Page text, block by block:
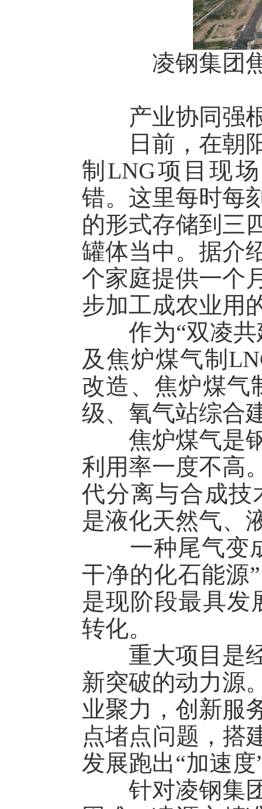
凌钢集团焦
产业协同强
日前，在朝阳
制LNG项目现
错。这里每时每
的形式存储到三
罐体当中。据介
个家庭提供一个
步加工成农业用
作为“双凌共
及焦炉煤气制
改造、焦炉煤气
级、氧气站综合
焦炉煤气是钢
利用率一度不高
代分离与合成技
是液化天然气、
一种尾气变成
干净的化石能源
是现阶段最具发
转化。
重大项目是经
新突破的动力源
业聚力，创新服
点堵点问题，搭
发展跑出“加速度
针对凌钢集团